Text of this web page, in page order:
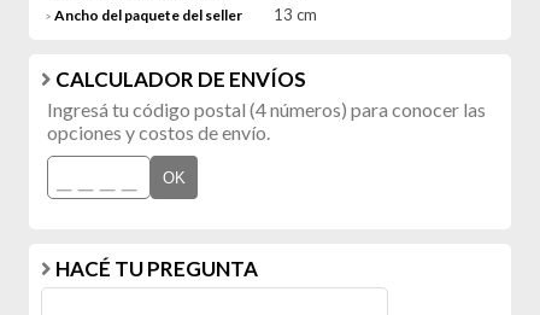
> Ancho del paquete del seller 13 cm
CALCULADOR DE ENVÍOS
Ingresá tu código postal (4 números) para conocer las
opciones y costos de envío.
OK
HACÉ TU PREGUNTA